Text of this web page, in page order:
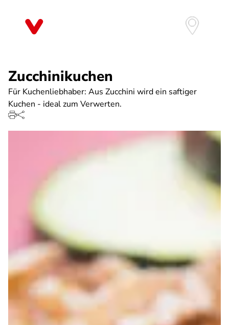
Zucchinikuchen
Für Kuchenliebhaber: Aus Zucchini wird ein saftiger
Kuchen - ideal zum Verwerten.